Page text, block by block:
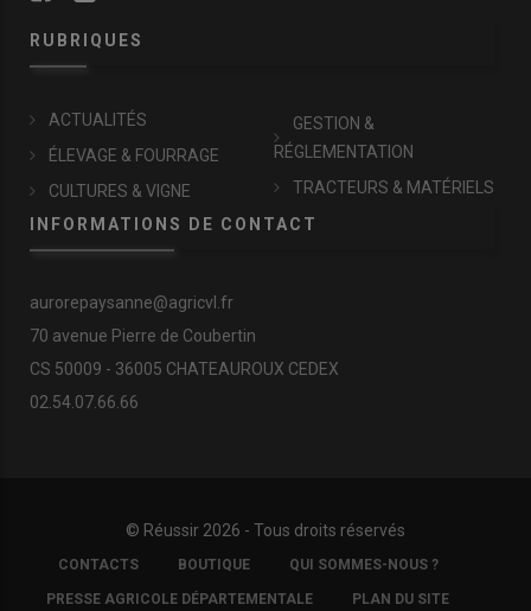
RUBRIQUES
ACTUALITÉS
ÉLEVAGE & FOURRAGE
CULTURES & VIGNE
GESTION &
RÉGLEMENTATION
TRACTEURS & MATÉRIELS
INFORMATIONS DE CONTACT
aurorepaysanne@agricvl.fr
70 avenue Pierre de Coubertin
CS 50009 - 36005 CHATEAUROUX CEDEX
02.54.07.66.66
© Réussir 2026 - Tous droits réservés
FOOTER
COPYRIGHT
CONTACTS BOUTIQUE QUI SOMMES-NOUS ?
PRESSE AGRICOLE DÉPARTEMENTALE PLAN DU SITE